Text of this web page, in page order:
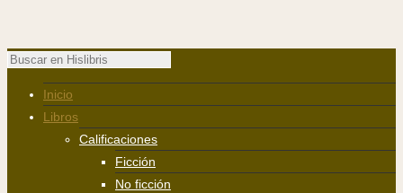
Inicio
Libros
Calificaciones
Ficción
No ficción